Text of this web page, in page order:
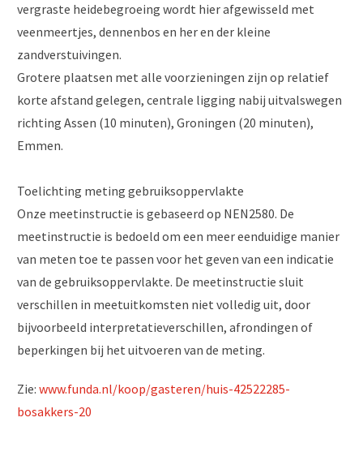
vergraste heidebegroeing wordt hier afgewisseld met
veenmeertjes, dennenbos en her en der kleine
zandverstuivingen.
Grotere plaatsen met alle voorzieningen zijn op relatief
korte afstand gelegen, centrale ligging nabij uitvalswegen
richting Assen (10 minuten), Groningen (20 minuten),
Emmen.
Toelichting meting gebruiksoppervlakte
Onze meetinstructie is gebaseerd op NEN2580. De
meetinstructie is bedoeld om een meer eenduidige manier
van meten toe te passen voor het geven van een indicatie
van de gebruiksoppervlakte. De meetinstructie sluit
verschillen in meetuitkomsten niet volledig uit, door
bijvoorbeeld interpretatieverschillen, afrondingen of
beperkingen bij het uitvoeren van de meting.
Zie: www.funda.nl/koop/gasteren/huis-42522285-
bosakkers-20